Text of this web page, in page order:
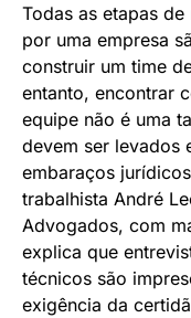
Todas as etapas
por uma empresa
construir um time
entanto, encontrar
equipe não é uma
devem ser levados
embaraços
trabalhista André
Advogados, com
explica que
técnicos são
exigência da